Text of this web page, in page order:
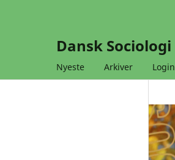
Dansk Sociologi
Nyeste Arkiver Login